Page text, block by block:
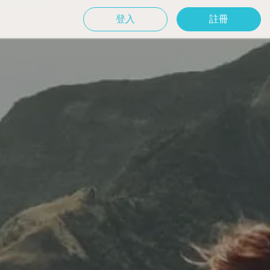
登入 註冊